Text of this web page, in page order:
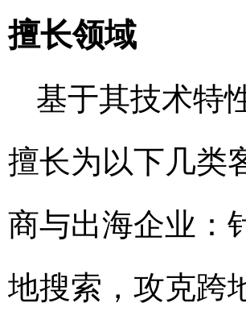
擅长领域
基于其技术特
擅长为以下几类
商与出海企业：
地搜索，攻克跨